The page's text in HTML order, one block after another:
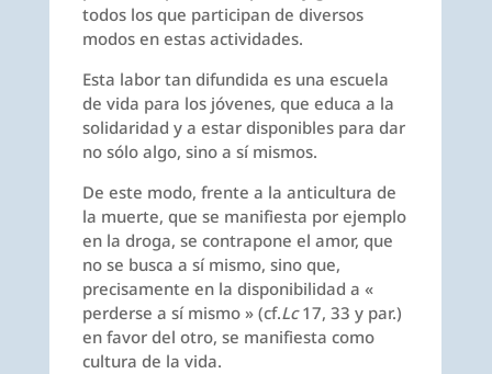
todos los que participan de diversos
modos en estas actividades.
Esta labor tan difundida es una escuela
de vida para los jóvenes, que educa a la
solidaridad y a estar disponibles para dar
no sólo algo, sino a sí mismos.
De este modo, frente a la anticultura de
la muerte, que se manifiesta por ejemplo
en la droga, se contrapone el amor, que
no se busca a sí mismo, sino que,
precisamente en la disponibilidad a «
perderse a sí mismo » (cf.Lc17, 33 y par.)
en favor del otro, se manifiesta como
cultura de la vida.